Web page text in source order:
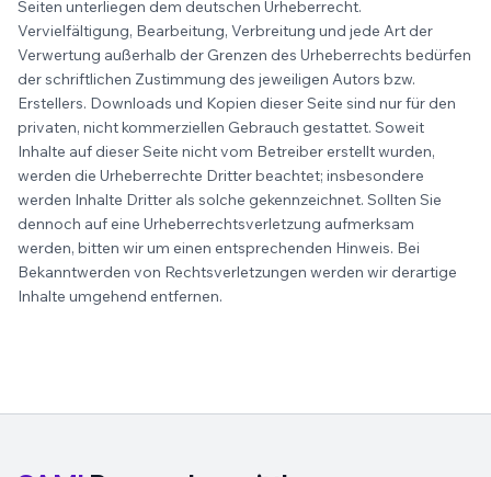
Seiten unterliegen dem deutschen Urheberrecht.
Vervielfältigung, Bearbeitung, Verbreitung und jede Art der
Verwertung außerhalb der Grenzen des Urheberrechts bedürfen
der schriftlichen Zustimmung des jeweiligen Autors bzw.
Erstellers. Downloads und Kopien dieser Seite sind nur für den
privaten, nicht kommerziellen Gebrauch gestattet. Soweit
Inhalte auf dieser Seite nicht vom Betreiber erstellt wurden,
werden die Urheberrechte Dritter beachtet; insbesondere
werden Inhalte Dritter als solche gekennzeichnet. Sollten Sie
dennoch auf eine Urheberrechtsverletzung aufmerksam
werden, bitten wir um einen entsprechenden Hinweis. Bei
Bekanntwerden von Rechtsverletzungen werden wir derartige
Inhalte umgehend entfernen.